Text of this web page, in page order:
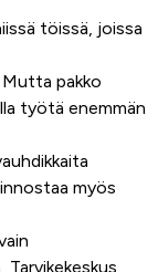
töissä, joissa
pakko
työtä enemmän
myös